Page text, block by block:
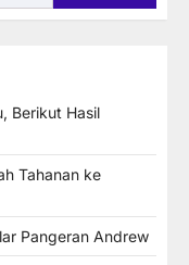
Berikut Hasil
Tahanan ke
Pangeran Andrew